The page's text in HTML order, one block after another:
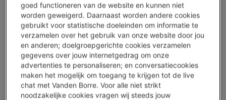
goed functioneren van de website en kunnen niet
worden geweigerd. Daarnaast worden andere cookies
gebruikt voor statistische doeleinden om informatie te
verzamelen over het gebruik van onze website door jou
en anderen; doelgroepgerichte cookies verzamelen
gegevens over jouw internetgedrag om onze
advertenties te personaliseren; en conversatiecookies
maken het mogelijk om toegang te krijgen tot de live
chat met Vanden Borre. Voor alle niet strikt
noodzakelijke cookies vragen wij steeds jouw